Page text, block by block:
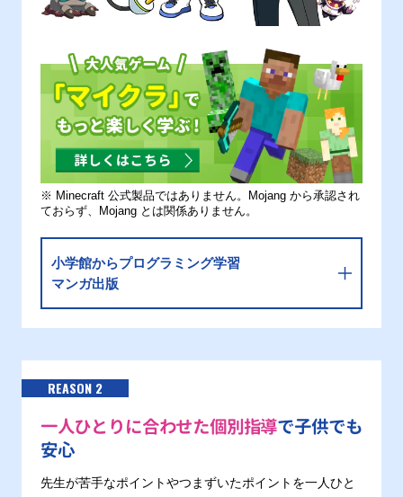
※ Minecraft 公式製品ではありません。Mojang から承認され
ておらず、Mojang とは関係ありません。
小学館からプログラミング学習
マンガ出版
REASON 2
一人ひとりに合わせた個別指導で子供でも
安心
先生が苦手なポイントやつまずいたポイントを一人ひと